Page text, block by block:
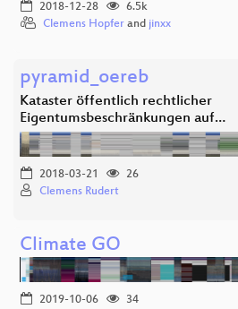
2018-12-28
6.5k
Clemens Hopfer and jinxx
pyramid_oereb
Kataster öffentlich rechtlicher
Eigentumsbeschränkungen auf…
2018-03-21
26
Clemens Rudert
Climate GO
2019-10-06
34